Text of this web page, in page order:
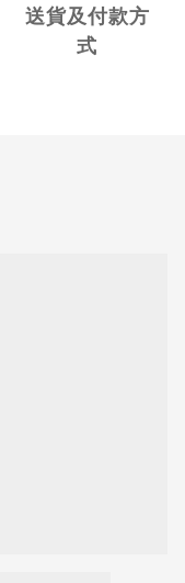
送貨及付款方
式